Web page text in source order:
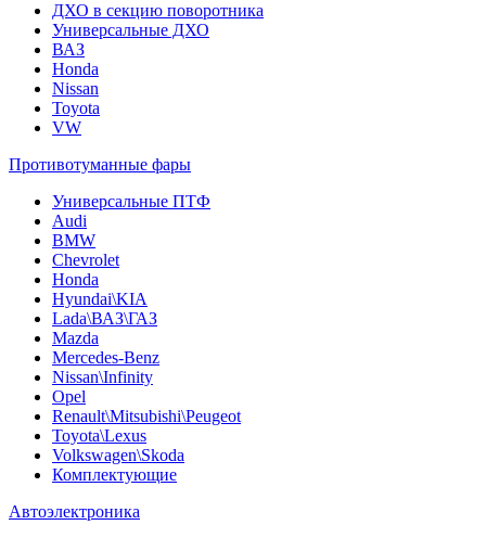
ДХО в секцию поворотника
Универсальные ДХО
ВАЗ
Honda
Nissan
Toyota
VW
Противотуманные фары
Универсальные ПТФ
Audi
BMW
Chevrolet
Honda
Hyundai\KIA
Lada\ВАЗ\ГАЗ
Mazda
Mercedes-Benz
Nissan\Infinity
Opel
Renault\Mitsubishi\Peugeot
Toyota\Lexus
Volkswagen\Skoda
Комплектующие
Автоэлектроника